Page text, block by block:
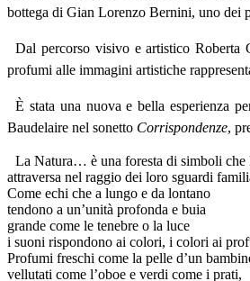
bottega di Gian Lorenzo Bernini, uno dei
Dal percorso visivo e artistico Roberta
profumi alle immagini artistiche
È stata una nuova e bella esperienza
Baudelaire nel sonetto Corrispondenze,
La Natura… è una foresta di simboli che
attraversa nel raggio dei loro sguardi
Come echi che a lungo e da lontano
tendono a un’unità profonda e buia
grande come le tenebre o la luce
i suoni rispondono ai colori, i colori ai
Profumi freschi come la pelle d’un
vellutati come l’oboe e verdi come i prati,